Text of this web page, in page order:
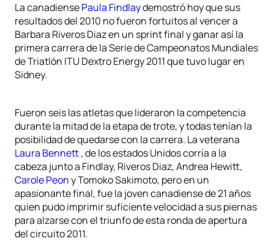
La canadiensePaula Findlaydemostró hoy que sus
resultados del 2010 no fueron fortuitos al vencer a
Barbara Riveros Diaz en un sprint final y ganar así la
primera carrera de la Serie de Campeonatos Mundiales
de Triatlón ITU Dextro Energy 2011 que tuvo lugar en
Sidney.
Fueron seis las atletas que lideraron la competencia
durante la mitad de la etapa de trote, y todas tenían la
posibilidad de quedarse con la carrera. La veterana
Laura Bennett, de los estados Unidos corría a la
cabeza junto a Findlay, Riveros Diaz, Andrea Hewitt,
Carole Peony Tomoko Sakimoto, pero en un
apasionante final, fue la joven canadiense de 21 años
quien pudo imprimir suficiente velocidad a sus piernas
para alzarse con el triunfo de esta ronda de apertura
del circuito 2011.